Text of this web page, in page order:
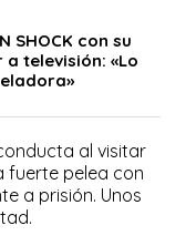
SHOCK con su
a televisión: «Lo
al visitar
fuerte pelea con
a prisión. Unos